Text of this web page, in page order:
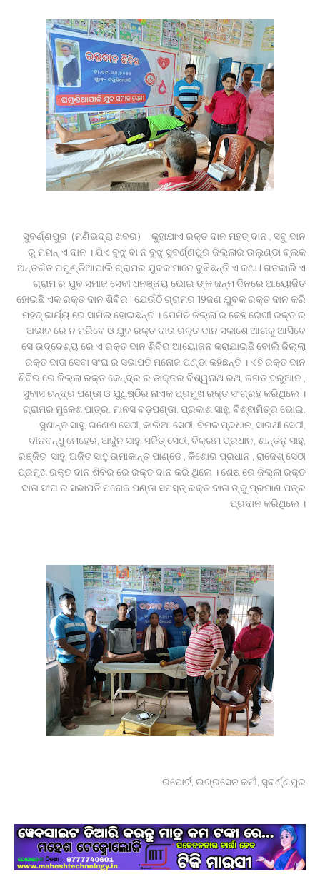
ପରିବାରବର୍ଗ
ବାଲିଅନ୍ତା ସୌମ୍ୟମର୍ଡର;ଚାର୍ଜସିଟ୍ ଦାଖଲ
ବିଦାହେବେ ଆଉ ୬ ବାଂଲାଦେଶୀ ।
ସଂଶୋଧିତ ପାଠ୍ୟପୁସ୍ତକ ତ୍ରୁଟି ନେଇ ସ୍ପଷ୍ଟୀକରଣ
ବିଜେପି କର୍ମୀଙ୍କୁ ହତ୍ୟା; ୨ଅଟକ ।
ବାଂଲାଦେଶକୁ ଫେରିବି- ଶେଖ୍ ହାସିନା ।
ବିନା ଦୋଷରେ ଜେଲ୍‌ରେ ୨୨ ବର୍ଷ ।
ଯାନ ରାସ୍ତାକୁ ଆସିବା ସହଜ ହେବନାହିଁ ।
ଆବାସିକ ବିଦ୍ୟାଳୟରେ ହିଂସା! ନଡ଼ିଆ ବାହୁଙ୍ଗା ରେ 20ରୁ
ଉର୍ଦ୍ଧ ଛାତ୍ରଙ୍କୁ ମାଡ, ବିଭାଗୀୟ ତଦନ୍ତ ଆରମ୍ଭ l
ମାଲା ବିଜୟ ପ୍ରସାଦଙ୍କ ଘରେ ED
ସଦର ବ୍ଲକ କାର୍ଯ୍ୟାଳୟଠାରେ ପଞ୍ଚାୟତ ନିର୍ବାହୀ
ସୁବର୍ଣ୍ଣପୁର (ମଣିଭଦ୍ରା ଖବର) କୁହାଯାଏ ରକ୍ତ ଦାନ ମହତ୍ ଦାନ , ସବୁ ଦାନ
ରୁ ମହାନ୍ ଏ ଦାନ । ଯିଏ ବୁଝୁ ବା ନ ବୁଝୁ ସୁବର୍ଣ୍ଣପୁର ଜିଲ୍ଲାର ଉଲୁଣ୍ଡା ବ୍ଲକ
ଅନ୍ତର୍ଗତ ଘମୁଣ୍ଡିଆପାଲି ଗ୍ରାମର ଯୁବକ ମାନେ ବୁଝିଛନ୍ତି ଏ କଥା l ଗତକାଲି ଏ
ଗ୍ରାମ ର ଯୁବ ସମାଜ ସେବୀ ଧନଞ୍ଜୟ ଭୋଇ ଙ୍କ ଜନ୍ମ ଦିନରେ ଆୟୋଜିତ
ହୋଇଛି ଏକ ରକ୍ତ ଦାନ ଶିବିର l ଯେଉଁଠି ଗ୍ରାମର 19ଜଣ ଯୁବକ ରକ୍ତ ଦାନ କରି
ମହତ୍ କାର୍ଯ୍ୟ ରେ ସାମିଲ ହୋଇଛନ୍ତି । ଯେମିତି ଜିଲ୍ଲା ର କେହି ରୋଗୀ ରକ୍ତ ର
ଅଭାବ ରେ ନ ମରିବେ ଓ ଯୁବ ରକ୍ତ ଦାତା ରକ୍ତ ଦାନ ସକାଶେ ଆଗକୁ ଆସିବେ
ସେ ଉଦ୍ଦେଶ୍ୟ ରେ ଏ ରକ୍ତ ଦାନ ଶିବିର ଆୟୋଜନ କରାଯାଇଛି ବୋଲି ଜିଲ୍ଲା
ରକ୍ତ ଦାତା ସେବା ସଂଘ ର ସଭାପତି ମନୋଜ ପଣ୍ଡା କହିଛନ୍ତି । ଏହି ରକ୍ତ ଦାନ
ଶିବିର ରେ ଜିଲ୍ଲା ରକ୍ତ କେନ୍ଦ୍ର ର ଡାକ୍ତର ବିଶ୍ୱନାଥ ରଥ, ଜଗତ ଦରୁଆନ ,
ସୁବାସ ଚନ୍ଦ୍ର ପଣ୍ଡା ଓ ଯୁଧିଷ୍ଠିର ନାଏକ ପ୍ରମୁଖ ରକ୍ତ ସଂଗ୍ରହ କରିଥିଲେ ।
ଗ୍ରାମର ମୁକେଶ ପାତ୍ର, ମାନସ ବଡ଼ପଣ୍ଡା, ପ୍ରକାଶ ସାହୁ, ବିଶ୍ଵାମିତ୍ର ଭୋଇ,
ସୁଶାନ୍ତ ସାହୁ, ଗଣେଶ ସେଠୀ, କାଲିଆ ସେଠୀ, ବିମଳ ପ୍ରଧାନ, ସାରଥୀ ସେଠୀ,
ଦୀନବନ୍ଧୁ ମେହେର, ଅର୍ଜୁନ ସାହୁ, ସର୍ଜିତ୍ ସେଠୀ, ବିକ୍ରମ ପ୍ରଧାନ, ଶାନ୍ତନୁ ସାହୁ,
ରଞ୍ଜିତ ସାହୁ, ଅଜିତ ସାହୁ,ଉମାକାନ୍ତ ପାଣ୍ଡେ , କିଶୋର ପ୍ରଧାନ , ରାଜେଶ୍ ସେଠୀ
ପ୍ରମୁଖ ରକ୍ତ ଦାନ ଶିବିର ରେ ରକ୍ତ ଦାନ କରି ଥିଲେ । ଶେଷ ରେ ଜିଲ୍ଲା ରକ୍ତ
ଦାତା ସଂଘ ର ସଭାପତି ମନୋଜ ପଣ୍ଡା ସମସ୍ତ୍ ରକ୍ତ ଦାତା ଙ୍କୁ ପ୍ରମାଣ ପତ୍ର
ପ୍ରଦାନ କରିଥିଲେ ।
ରିପୋର୍ଟ, ଉଗ୍ରସେନ କର୍ମୀ, ସୁବର୍ଣ୍ଣପୁର